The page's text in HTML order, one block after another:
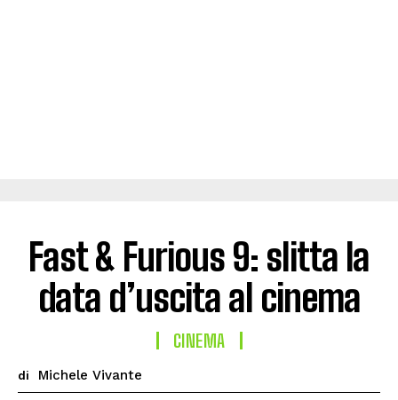
Fast & Furious 9: slitta la
data d’uscita al cinema
CINEMA
di Michele Vivante